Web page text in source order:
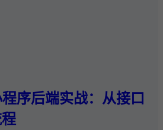
序后端实战：从接口